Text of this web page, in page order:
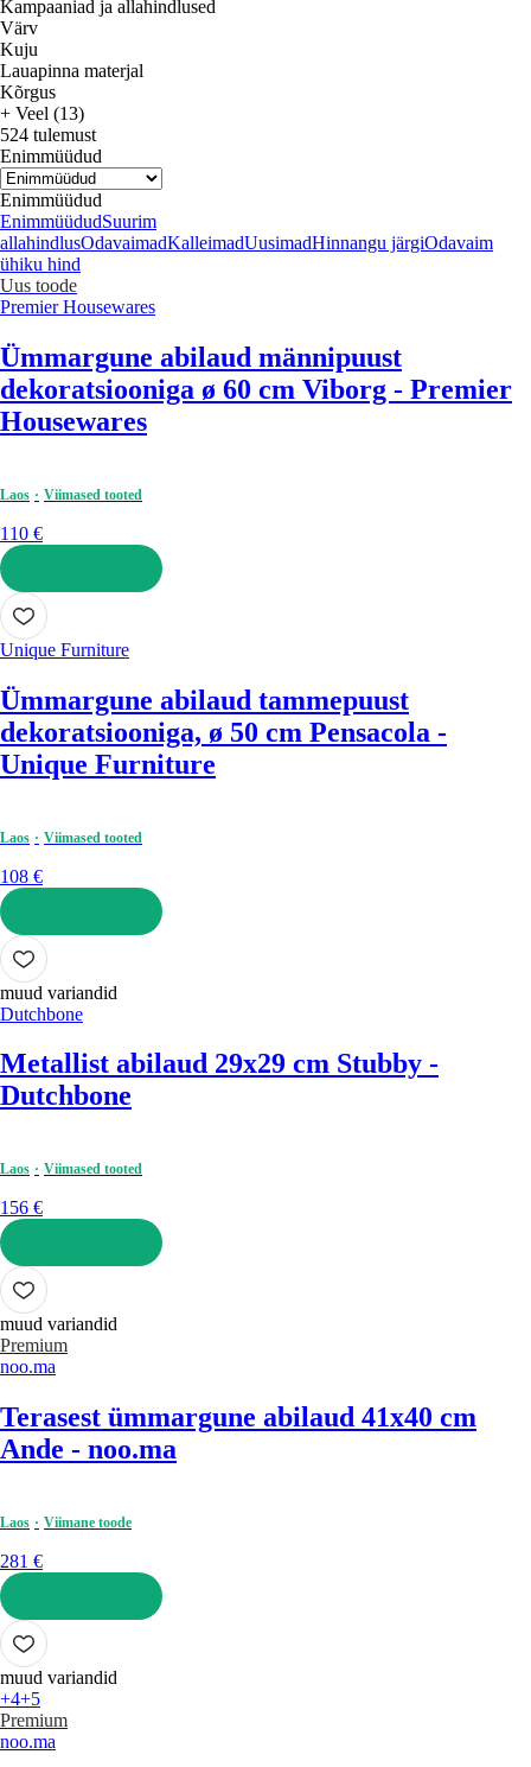
Kampaaniad ja allahindlused
Värv
Kuju
Lauapinna materjal
Kõrgus
+ Veel (13)
524 tulemust
Enimmüüdud
Enimmüüdud
EnimmüüdudSuurim
allahindlusOdavaimadKalleimadUusimadHinnangu järgiOdavaim
ühiku hind
Uus toode
Premier Housewares
Ümmargune abilaud männipuust
dekoratsiooniga ø 60 cm Viborg - Premier
Housewares
Laos Viimased tooted
110 €
LISA OSTUKORVI
Unique Furniture
Ümmargune abilaud tammepuust
dekoratsiooniga, ø 50 cm Pensacola -
Unique Furniture
Laos Viimased tooted
108 €
LISA OSTUKORVI
muud variandid
Dutchbone
Metallist abilaud 29x29 cm Stubby -
Dutchbone
Laos Viimased tooted
156 €
LISA OSTUKORVI
muud variandid
Premium
noo.ma
Terasest ümmargune abilaud 41x40 cm
Ande - noo.ma
Laos Viimane toode
281 €
LISA OSTUKORVI
muud variandid
+4+5
Premium
noo.ma